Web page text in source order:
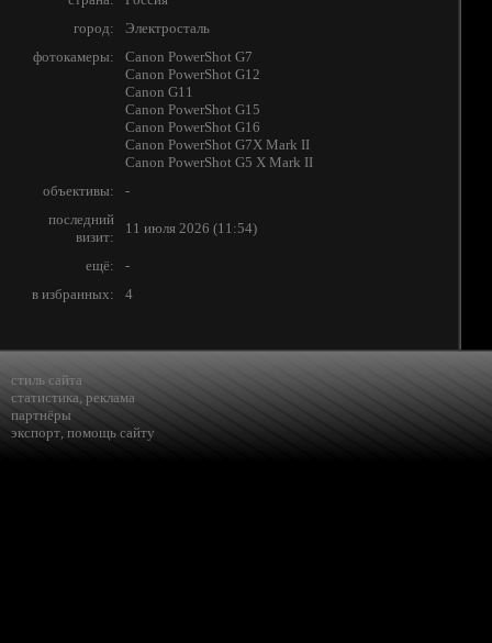
город:
Электросталь
фотокамеры:
Canon PowerShot G7
Canon PowerShot G12
Canon G11
Canon PowerShot G15
Canon PowerShot G16
Canon PowerShot G7X Mark II
Canon PowerShot G5 X Mark II
объективы:
-
последний
визит:
11 июля 2026 (11:54)
ещё:
-
в избранных:
4
стиль сайта
статистика, реклама
партнёры
экспорт, помощь сайту